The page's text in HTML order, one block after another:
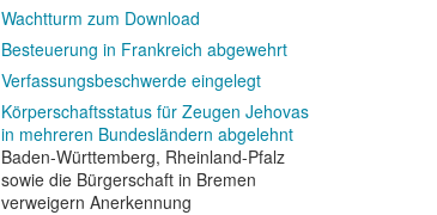
Wachtturm zum Download
Besteuerung in Frankreich abgewehrt
Verfassungsbeschwerde eingelegt
Körperschaftsstatus für Zeugen Jehovas
in mehreren Bundesländern abgelehnt
Baden-Württemberg, Rheinland-Pfalz
sowie die Bürgerschaft in Bremen
verweigern Anerkennung